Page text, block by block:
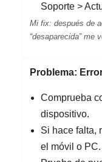
Soporte >
Mi fix: después de
“desaparecida” me
Problema:
Comprueba
dispositivo.
Si hace falta,
el móvil o PC.